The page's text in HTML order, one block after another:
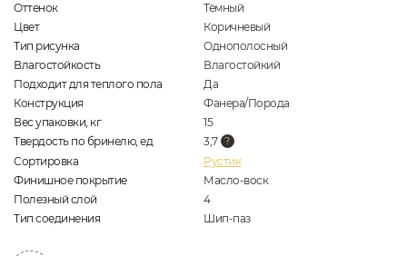
Оттенок
Тёмный
Цвет
Коричневый
Тип рисунка
Однополосный
Влагостойкость
Влагостойкий
Подходит для теплого пола
Да
Конструкция
Фанера/Порода
Вес упаковки, кг
15
Твердость по бринелю, ед
3,7
Сортировка
Рустик
Финишное покрытие
Масло-воск
Полезный слой
4
Тип соединения
Шип-паз